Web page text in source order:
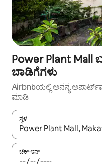
Power Plant
ಬಾಡಿಗೆಗಳು
Airbnbಯಲ್ಲಿ ಅನನ್ಯ
ಮಾಡಿ
ಸ್ಥಳ
ಫಲಿತಾಂಶಗಳು ಲಭ್ಯವಿರುವಾಗ,
ಚೆಕ್-ಇನ್